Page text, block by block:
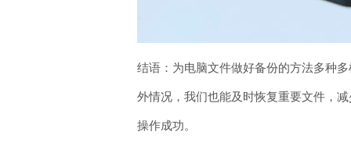
结语：为电脑文件做好备份的方法多种
外情况，我们也能及时恢复重要文件，
操作成功。